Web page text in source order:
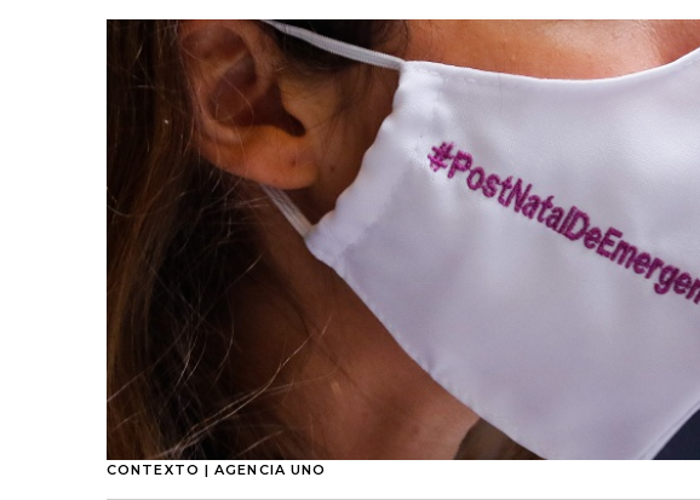
CONTEXTO | AGENCIA UNO